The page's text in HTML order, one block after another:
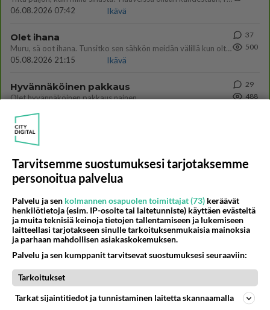
06.08.2026 07:42
Ikävä
Olet ihana
Muru, sä oot ihana. Tunsitko sen sähkön meidän välillä kun oltiin ihan låhekkäin? 👩‍❤️‍👩❤️😼😘
05.08.2026 21:15
Ikävä
37
500
Hyvännäköinen pakkaus
Olet hyvännäköinen pakkaus nainen.
29
488
Vihervasemmistofeministinaisasianaiset
06.08.2026 12:01
Sinkut
Muistatko Mikkelin panttivankidraaman?
Uusi draamasarja järkyttävästä tapauksesta on tulossa. Tositapahtumiin perustuva sarja ammentaa vuoden 1986 Mikkelin pan
Ernest Lawson täräytti erikoisen heiton TTK-lehdistötilaisuudessa: " Onko tässä tarkoituksena...?"
Jos SDP ei voita reilusti, persut kumoavat demokratian Suomesta 601
Uuden TTK-juontajan ympärillä epätietoisuus sakenee - Nyt MTV hämmentää soppaa
Tarvitsemme suostumuksesi tarjotaksemme
personoitua palvelua
Palvelu ja sen kolmannen osapuolen toimittajat (73) keräävät
henkilötietoja (esim. IP-osoite tai laitetunniste) käyttäen evästeitä
ja muita teknisiä keinoja tietojen tallentamiseen ja lukemiseen
laitteellasi tarjotakseen sinulle tarkoituksenmukaisia mainoksia
ja parhaan mahdollisen asiakaskokemuksen.
Palvelu ja sen kumppanit tarvitsevat suostumuksesi seuraaviin:
Tarkoitukset
Tarkat sijaintitiedot ja tunnistaminen laitetta skannaamalla